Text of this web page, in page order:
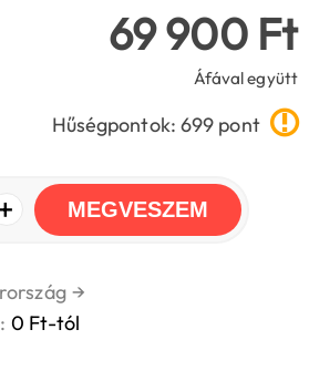
69 900 Ft
Áfával együtt
Hűségpontok: 699 pont
MEGVESZEM
→
0 Ft-tól